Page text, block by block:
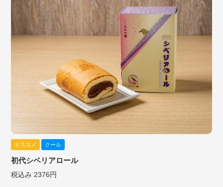
オススメ クール
初代シベリアロール
税込み 2376円